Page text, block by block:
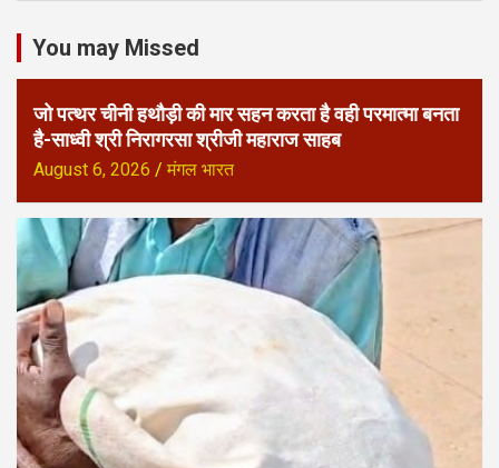
You may Missed
जो पत्थर चीनी हथौड़ी की मार सहन करता है वही परमात्मा बनता
है-साध्वी श्री निरागरसा श्रीजी महाराज साहब
August 6, 2026 मंगल भारत